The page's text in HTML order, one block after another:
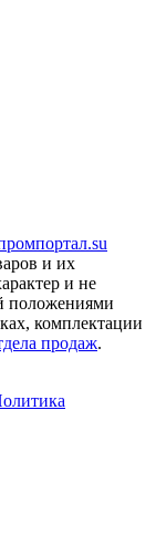
и их
и не
положениями
комплектации
продаж.